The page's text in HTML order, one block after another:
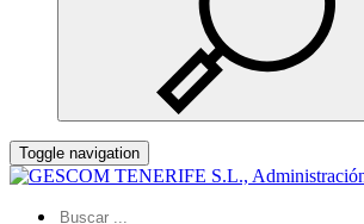
Toggle navigation